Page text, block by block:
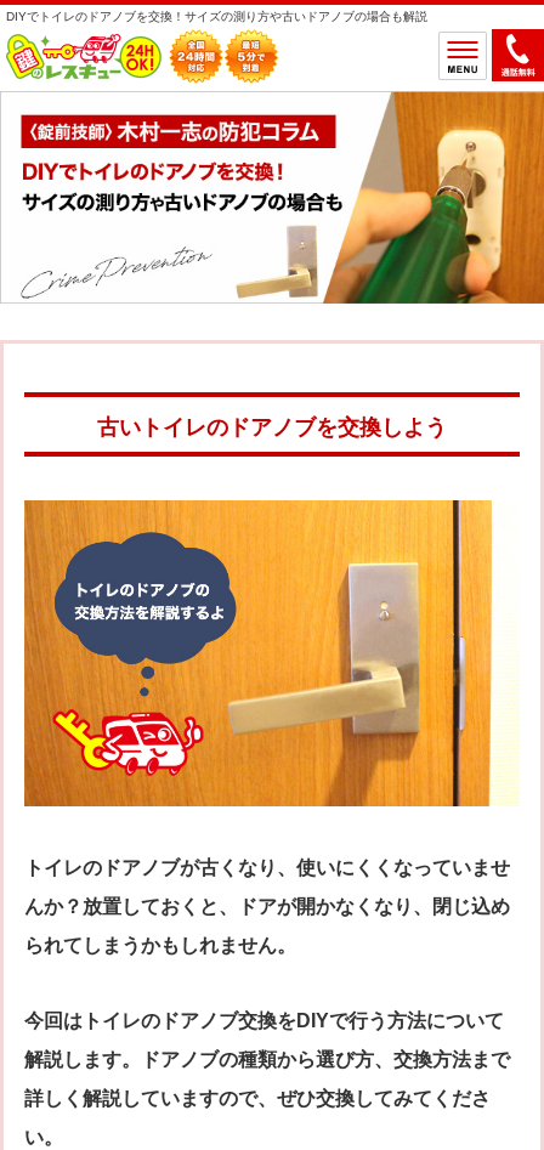
DIYでトイレのドアノブを交換！サイズの測り方や古いドアノブの場合も解説
ホーム
鍵のトラブルから選ぶ
鍵作製
鍵の設置場所から選ぶ
バイク 金庫
鍵のメーカー・製品から選ぶ
シリンダー錠 玉座錠・引違戸錠
補助錠（ワンドアツーロック） キーレス錠
電気錠 窓用防犯錠
お車、バイクのメーカー・車種
料金表
簡易料金表 かんたん料金チェック
全国統一料金表
中山さん 防犯コラム よくあるご質問
オフィシャルブログ お得なコース割引
古いトイレのドアノブを交換しよう
トイレのドアノブが古くなり、使いにくくなっていませ
んか？放置しておくと、ドアが開かなくなり、閉じ込め
られてしまうかもしれません。
今回はトイレのドアノブ交換をDIYで行う方法について
解説します。ドアノブの種類から選び方、交換方法まで
詳しく解説していますので、ぜひ交換してみてくださ
い。